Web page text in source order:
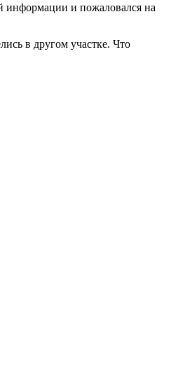
информации и пожаловался на
в другом участке. Что